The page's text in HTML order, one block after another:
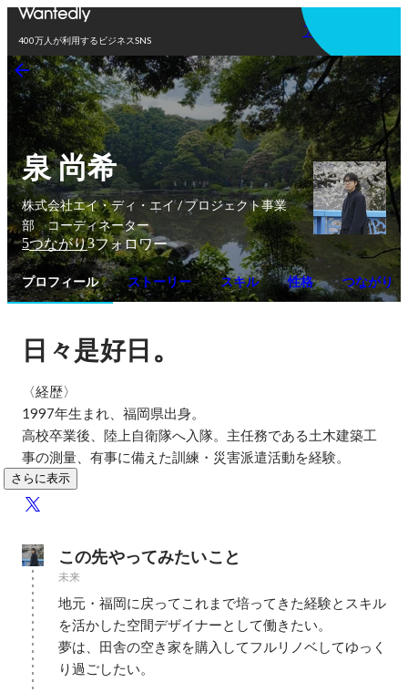
400万人が利用するビジネスSNS
アプリを使う
泉 尚希
株式会社エイ・ディ・エイ / プロジェクト事業
部 コーディネーター
5つながり3フォロワー
プロフィール ストーリー スキル 性格 つながり
日々是好日。
〈経歴〉
1997年生まれ、福岡県出身。
高校卒業後、陸上自衛隊へ入隊。主任務である土木建築工
事の測量、有事に備えた訓練・災害派遣活動を経験。
さらに表示
この先やってみたいこと
未来
地元・福岡に戻ってこれまで培ってきた経験とスキル
を活かした空間デザイナーとして働きたい。
夢は、田舎の空き家を購入してフルリノベしてゆっく
り過ごしたい。